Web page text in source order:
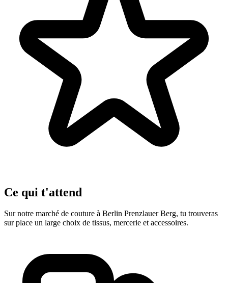
Ce qui t'attend
Sur notre marché de couture à Berlin Prenzlauer Berg, tu trouveras
sur place un large choix de tissus, mercerie et accessoires.